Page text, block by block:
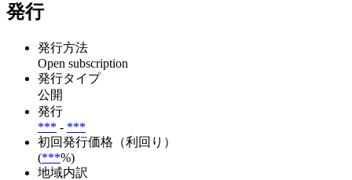
発行
発行方法
Open subscription
発行タイプ
公開
発行
*** - ***
初回発行価格（利回り）
(***%)
地域内訳